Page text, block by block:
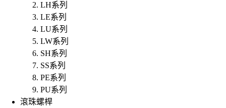
LH系列
LE系列
LU系列
LW系列
SH系列
SS系列
PE系列
PU系列
滾珠螺桿